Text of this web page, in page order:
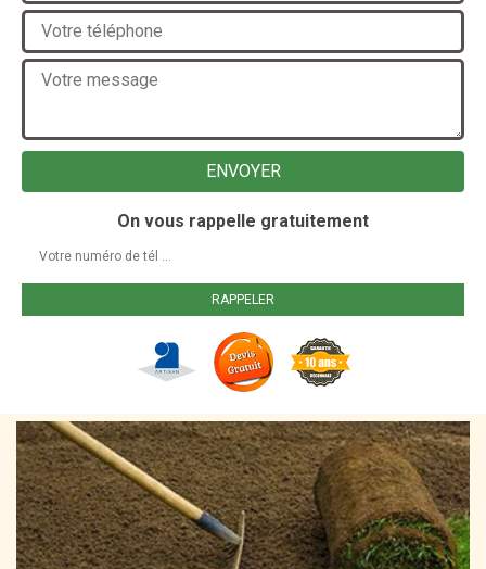
On vous rappelle gratuitement